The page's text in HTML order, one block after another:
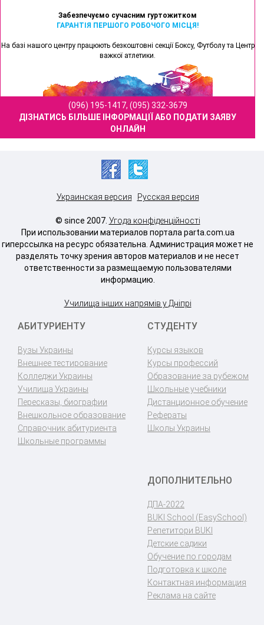
Забезпечуємо сучасним гуртожитком
ГАРАНТІЯ ПЕРШОГО РОБОЧОГО МІСЦЯ!
На базі нашого центру працюють безкоштовні секції Боксу, Футболу та Центр
важкої атлетики.
(096) 195-1417, (095) 332-3679
ДІЗНАТИСЬ БІЛЬШЕ ІНФОРМАЦІЇ АБО ПОДАТИ ЗАЯВУ
ОНЛАЙН
Украинская версия Русская версия
© since 2007. Угода конфіденційності
При использовании материалов портала parta.com.ua
гиперссылка на ресурс обязательна. Администрация может не
разделять точку зрения авторов материалов и не несет
ответственности за размещаемую пользователями
информацию.
Училища інших напрямів у Дніпрі
АБИТУРИЕНТУ
Вузы Украины
Внешнее тестирование
Колледжи Украины
Училища Украины
Пересказы, биографии
Внешкольное образование
Справочник абитуриента
Школьные программы
СТУДЕНТУ
Курсы языков
Курсы профессий
Образование за рубежом
Школьные учебники
Дистанционное обучение
Рефераты
Школы Украины
ДОПОЛНИТЕЛЬНО
ДПА-2022
BUKI School (EasySchool)
Репетитори BUKI
Детские садики
Обучение по городам
Подготовка к школе
Контактная информация
Реклама на сайте